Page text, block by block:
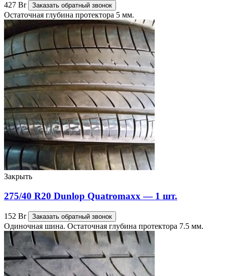
427 Br Заказать обратный звонок
Остаточная глубина протектора 5 мм.
Закрыть
275/40 R20 Dunlop Quatromaxx — 1 шт.
152 Br Заказать обратный звонок
Одиночная шина. Остаточная глубина протектора 7.5 мм.